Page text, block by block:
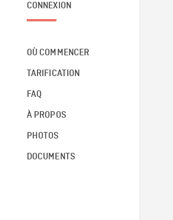
CONNEXION
OÙ COMMENCER
TARIFICATION
FAQ
À PROPOS
PHOTOS
DOCUMENTS